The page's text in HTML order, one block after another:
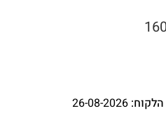
26-08-2026